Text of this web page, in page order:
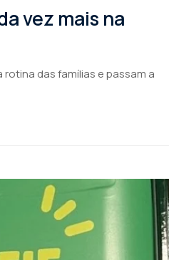
vez mais na
das famílias e passam a